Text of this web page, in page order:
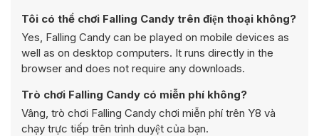
Tôi có thể chơi Falling Candy trên điện thoại không?
Yes, Falling Candy can be played on mobile devices as
well as on desktop computers. It runs directly in the
browser and does not require any downloads.
Trò chơi Falling Candy có miễn phí không?
Vâng, trò chơi Falling Candy chơi miễn phí trên Y8 và
chạy trực tiếp trên trình duyệt của bạn.